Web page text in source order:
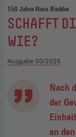
150 Jahre Hans Böckler
:
SCHAFFT
WIE?
Ausgabe 03/2025
Nach
der
an